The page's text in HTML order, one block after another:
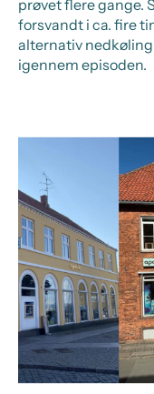
prøvet flere gange.
forsvandt i ca. fire
alternativ
igennem episoden.